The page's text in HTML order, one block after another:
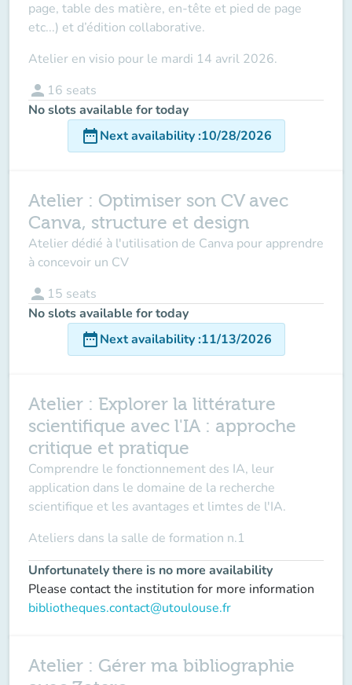
page, table des matière, en-tête et pied de page
etc...) et d’édition collaborative.
Atelier en visio pour le mardi 14 avril 2026.
person 16 seats
No slots available for today
date_rangeNext availability:10/28/2026
Atelier : Optimiser son CV avec
Canva, structure et design
Atelier dédié à l'utilisation de Canva pour apprendre
à concevoir un CV
person 15 seats
No slots available for today
date_rangeNext availability:11/13/2026
Atelier : Explorer la littérature
scientifique avec l'IA : approche
critique et pratique
Comprendre le fonctionnement des IA, leur
application dans le domaine de la recherche
scientifique et les avantages et limtes de l'IA.
Ateliers dans la salle de formation n.1
Unfortunately there is no more availability
Please contact the institution for more information
bibliotheques.contact@utoulouse.fr
Atelier : Gérer ma bibliographie